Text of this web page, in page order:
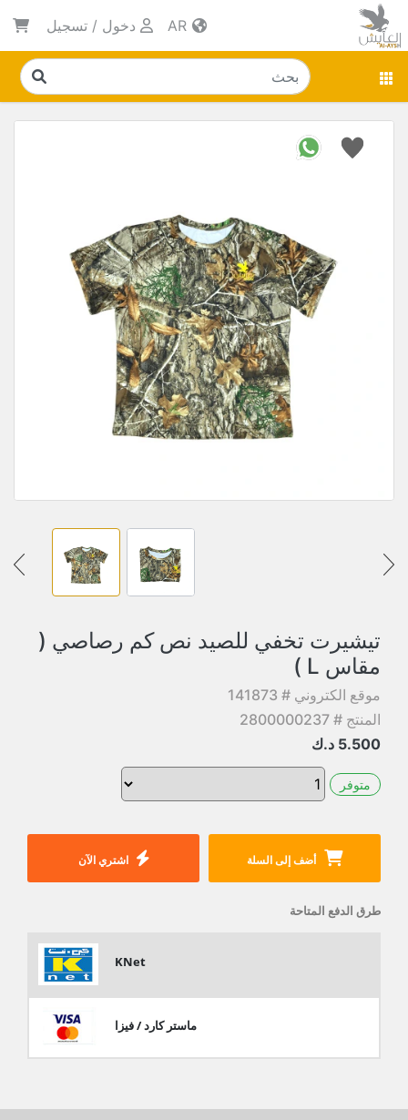
دخول / تسجيل
تيشيرت تخفي للصيد نص كم رصاصي (
مقاس L )
موقع الكتروني # 141873
المنتج # 2800000237
5.500 د.ك
متوفر
أضف إلى السلة اشتري الآن
طرق الدفع المتاحة
KNet
ماستر كارد / فيزا